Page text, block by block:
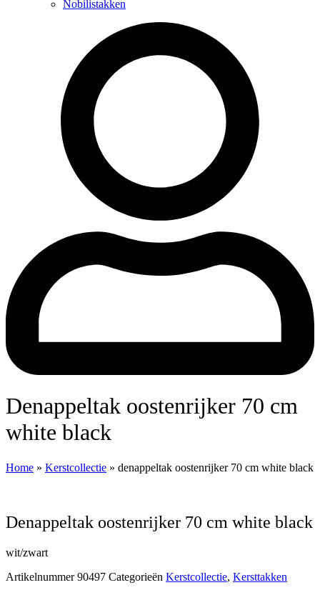
Nobilistakken
denappeltak oostenrijker 70 cm
white black
Home » Kerstcollectie » denappeltak oostenrijker 70 cm white black
denappeltak oostenrijker 70 cm white black
wit/zwart
Artikelnummer90497 Categorieën Kerstcollectie, Kersttakken